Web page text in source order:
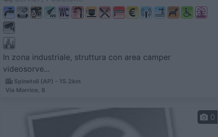
In zona industriale, struttura con area camper
videosorve...
Spinetoli (AP) - 15.2km
Via Morrice, 8
0